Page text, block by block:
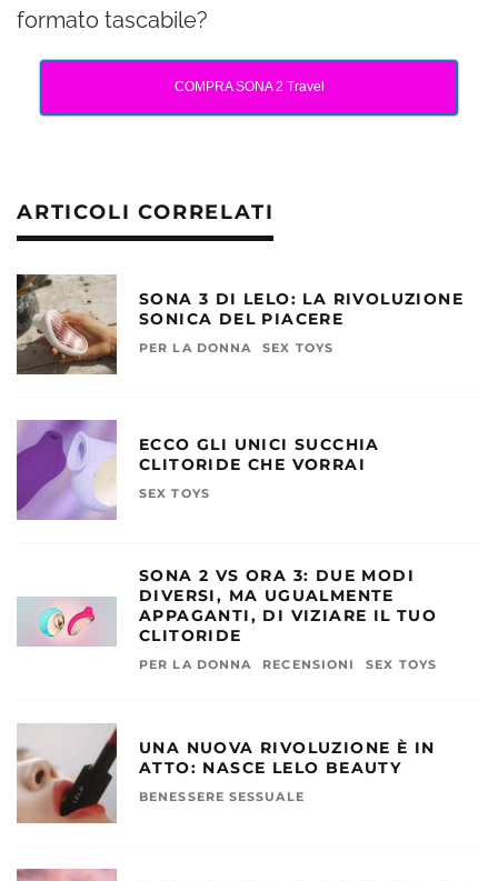
formato tascabile?
COMPRA SONA 2 Travel
ARTICOLI CORRELATI
SONA 3 DI LELO: LA RIVOLUZIONE
SONICA DEL PIACERE
PER LA DONNA SEX TOYS
ECCO GLI UNICI SUCCHIA
CLITORIDE CHE VORRAI
SEX TOYS
SONA 2 VS ORA 3: DUE MODI
DIVERSI, MA UGUALMENTE
APPAGANTI, DI VIZIARE IL TUO
CLITORIDE
PER LA DONNA RECENSIONI SEX TOYS
UNA NUOVA RIVOLUZIONE È IN
ATTO: NASCE LELO BEAUTY
BENESSERE SESSUALE